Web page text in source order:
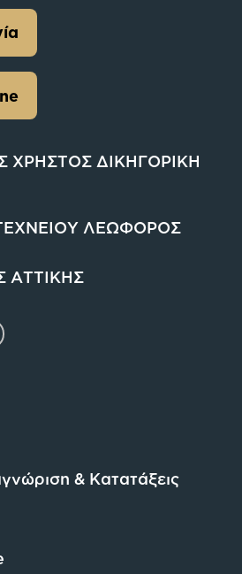
ΔΙΚΗΓΟΡΙΚΗ
ΛΕΩΦΟΡΟΣ
ΑΤΤΙΚΗΣ
& Κατατάξεις